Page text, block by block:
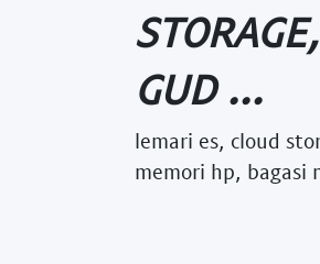
GUD ...
lemari es, cloud
memori hp, bagasi